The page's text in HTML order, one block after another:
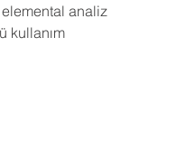
elemental analiz
kullanım